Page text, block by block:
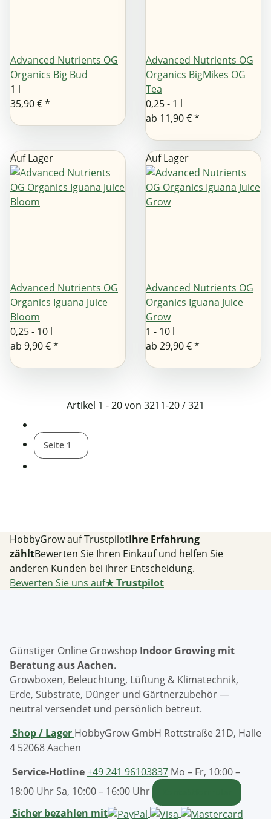
Advanced Nutrients OG
Organics Big Bud
1 l
35,90 €*
Advanced Nutrients OG
Organics BigMikes OG
Tea
0,25 - 1 l
ab 11,90 €*
Auf Lager
Advanced Nutrients OG
Organics Iguana Juice
Bloom
0,25 - 10 l
ab 9,90 €*
Auf Lager
Advanced Nutrients OG
Organics Iguana Juice
Grow
1 - 10 l
ab 29,90 €*
Artikel 1 - 20 von 3211-20 / 321
Seite 1
HobbyGrow auf TrustpilotIhre Erfahrung
zähltBewerten Sie Ihren Einkauf und helfen Sie
anderen Kunden bei ihrer Entscheidung.
Bewerten Sie uns auf★Trustpilot
Günstiger Online Growshop Indoor Growing mit
Beratung aus Aachen.
Growboxen, Beleuchtung, Lüftung & Klimatechnik,
Erde, Substrate, Dünger und Gärtnerzubehör —
neutral versendet und persönlich betreut.
Shop / Lager HobbyGrow GmbH Rottstraße 21D, Halle
4 52068 Aachen
Service-Hotline+49 241 96103837 Mo – Fr, 10:00 –
18:00 Uhr Sa, 10:00 – 16:00 Uhr
Sicher bezahlen mit